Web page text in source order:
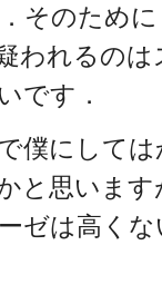
そのため
われるの
です．
僕にして
と思いま
ゼは高く